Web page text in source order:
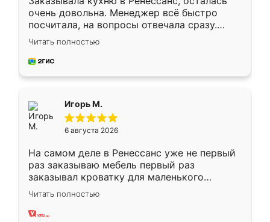
очень довольна. Менеджер всё быстро
посчитала, на вопросы отвечала сразу.
Замерщик приехал в субботу, подошёл к
делу со всей ответственностью. Собрали
за день, ребята работали аккуратно, даже
Читать полностью
Игорь М.
6 августа 2026
На самом деле в Ренессанс уже не первый
раз заказываю мебель первый раз
заказывал кроватку для маленького
ребёнка при его рождении ,во второй раз
заказал шкаф-купе. По качеству очень
хорошее сборка достаточно быстрая,
Читать полностью